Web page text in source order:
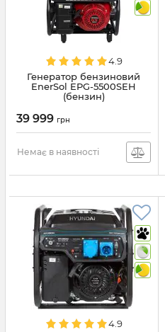
4.9
Генератор бензиновий
EnerSol EPG-5500SEH
(бензин)
39 999 грн
Немає в наявності
4.9